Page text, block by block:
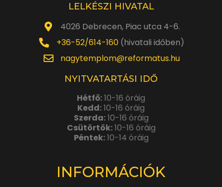
LELKÉSZI HIVATAL
4026 Debrecen, Piac utca 4-6.
+36-52/614-160(hivatali időben)
nagytemplom@reformatus.hu
NYITVATARTÁSI IDŐ
Hétfő:10-16 óráig
Kedd:10-16 óráig
Szerda:10-16 óráig
Csütörtök:10-16 óráig
Péntek:10-14 óráig
INFORMÁCIÓK